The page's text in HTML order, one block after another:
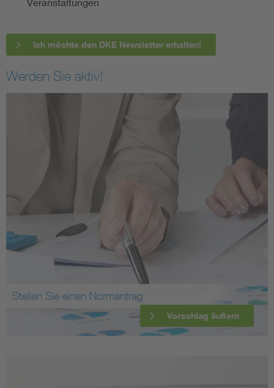
Ich möchte den DKE Newsletter erhalten!
Werden Sie aktiv!
Stellen Sie einen Normantrag
Vorschlag äußern